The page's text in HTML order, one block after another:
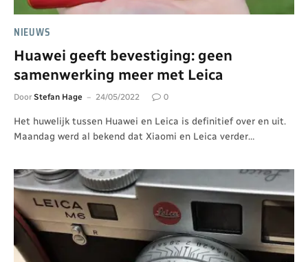
NIEUWS
Huawei geeft bevestiging: geen
samenwerking meer met Leica
Door Stefan Hage 24/05/2022 0
Het huwelijk tussen Huawei en Leica is definitief over en uit.
Maandag werd al bekend dat Xiaomi en Leica verder…